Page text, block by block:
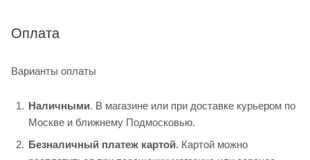
Оплата
Варианты оплаты
Наличными. В магазине или при доставке курьером по
Москве и ближнему Подмосковью.
Безналичный платеж картой. Картой можно